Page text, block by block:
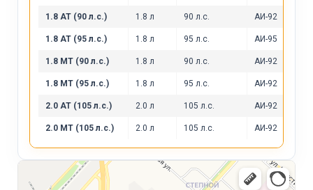
1.8 AT (90 л.с.) 1.8 л 90 л.с. АИ-92
1.8 AT (95 л.с.) 1.8 л 95 л.с. АИ-95
1.8 MT (90 л.с.) 1.8 л 90 л.с. АИ-92
1.8 MT (95 л.с.) 1.8 л 95 л.с. АИ-92
2.0 AT (105 л.с.) 2.0 л 105 л.с. АИ-92
2.0 MT (105 л.с.) 2.0 л 105 л.с. АИ-92